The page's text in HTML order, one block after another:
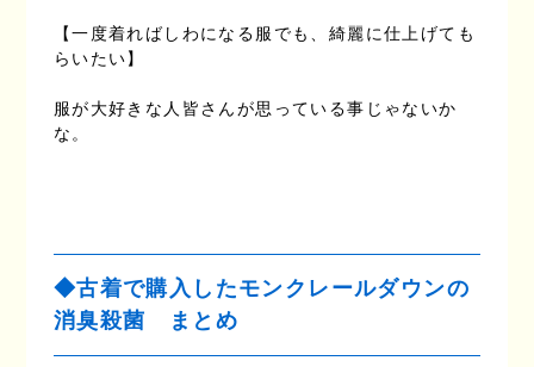
【一度着ればしわになる服でも、綺麗に仕上げても
らいたい】
服が大好きな人皆さんが思っている事じゃないか
な。
◆古着で購入したモンクレールダウンの
消臭殺菌 まとめ